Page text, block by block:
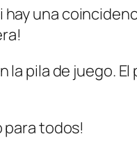
una
pila de juego.
para todos!